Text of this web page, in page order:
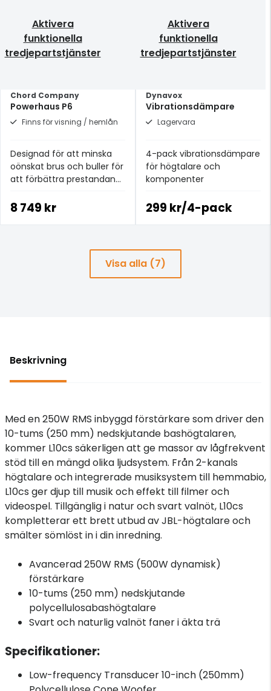
Aktivera
funktionella
tredjepartstjänster
Chord Company
Powerhaus P6
Finns för visning / hemlån
Designad för att minska
oönskat brus och buller för
att förbättra prestandan
8 749 kr
Aktivera
funktionella
tredjepartstjänster
Dynavox
Vibrationsdämpare
Lagervara
4-pack vibrationsdämpare
för högtalare och
komponenter
299 kr/4-pack
Visa alla (7)
Beskrivning
Med en 250W RMS inbyggd förstärkare som driver den
10-tums (250 mm) nedskjutande bashögtalaren,
kommer L10cs säkerligen att ge massor av lågfrekvent
stöd till en mängd olika ljudsystem. Från 2-kanals
högtalare och integrerade musiksystem till hemmabio,
L10cs ger djup till musik och effekt till filmer och
videospel. Tillgänglig i natur och svart valnöt, L10cs
kompletterar ett brett utbud av JBL-högtalare och
smälter sömlöst in i din inredning.
Avancerad 250W RMS (500W dynamisk)
förstärkare
10-tums (250 mm) nedskjutande
polycellulosabashögtalare
Svart och naturlig valnöt faner i äkta trä
Specifikationer:
Low-frequency Transducer 10-inch (250mm)